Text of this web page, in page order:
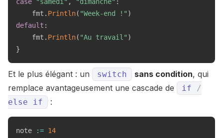
    fmt
. Println( "Week-end !" )
default :
    fmt
. Println( "Au travail" )
}
Et le plus élégant : un switch sans condition, qui
remplace avantageusement une cascade de
if
/
else
if :
note := 14